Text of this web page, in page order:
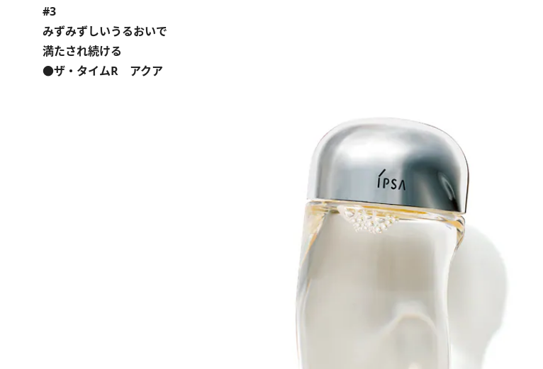
#3
みずみずしいうるおいで
満たされ続ける
●ザ・タイムR アクア